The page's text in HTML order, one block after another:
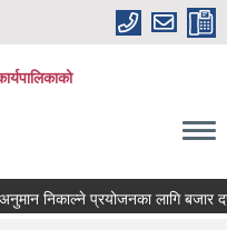
निकाल्ने प्रयोजनका लागि बजार
(भ्याक्सिनेटर) आवश्यकता सम्वन्धी सूचना।